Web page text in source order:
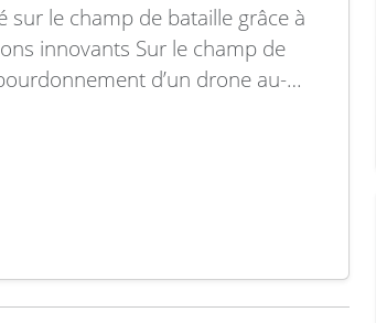
sur le champ de bataille grâce à
innovants Sur le champ de
d’un drone au-